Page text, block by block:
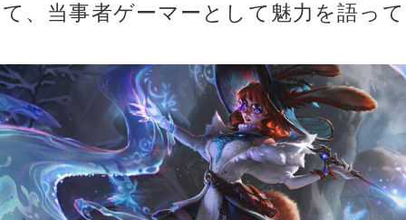
て、当事者ゲーマーとして魅力を語っ